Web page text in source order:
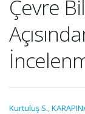
Çevre
Kurtuluş S.,